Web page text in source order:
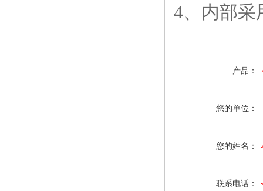
4、内部采
产品：
您的单位：
您的姓名：
联系电话：